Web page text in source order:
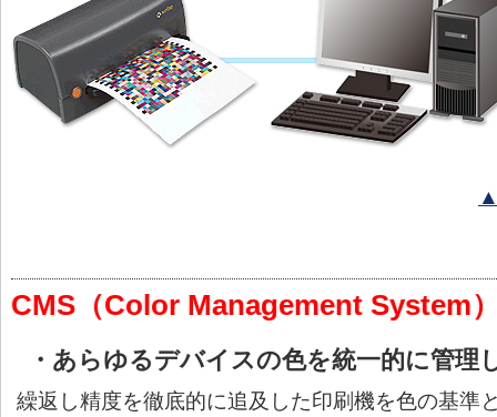
CMS（Color Management System
・あらゆるデバイスの色を統一的に管理
繰返し精度を徹底的に追及した印刷機を色の基準